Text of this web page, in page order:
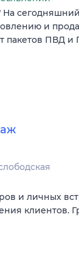
и
пакетов ПВД и
и личных
клиентов.